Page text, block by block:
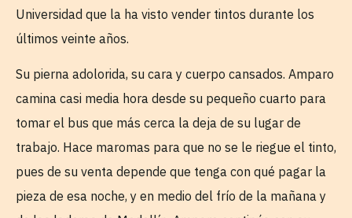
Universidad que la ha visto vender tintos durante los
últimos veinte años.
Su pierna adolorida, su cara y cuerpo cansados. Amparo
camina casi media hora desde su pequeño cuarto para
tomar el bus que más cerca la deja de su lugar de
trabajo. Hace maromas para que no se le riegue el tinto,
pues de su venta depende que tenga con qué pagar la
pieza de esa noche, y en medio del frío de la mañana y